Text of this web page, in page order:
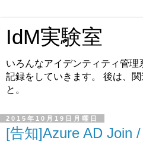
IdM実験室
いろんなアイデンティティ管
記録をしていきます。 後は、
と。
2015年10月19日月曜日
[告知]Azure AD Join